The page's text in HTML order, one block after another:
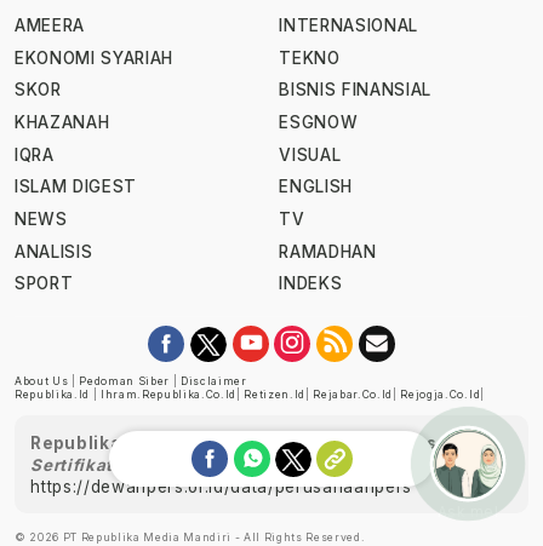
AMEERA
EKONOMI SYARIAH
SKOR
KHAZANAH
IQRA
ISLAM DIGEST
NEWS
ANALISIS
SPORT
INTERNASIONAL
TEKNO
BISNIS FINANSIAL
ESGNOW
VISUAL
ENGLISH
TV
RAMADHAN
INDEKS
About Us Pedoman Siber
Disclaimer
Republika.id
Ihram.republika.co.id Retizen.id Rejabar.co.id Rejogja.co.id
Republika telah diverifikasi oleh Dewan Pers
Sertifikat Nomor 1058/DP-Verifikasi/K/XII/2022
https://dewanpers.or.id/data/perusahaanpers
© 2026 PT Republika Media Mandiri - All Rights Reserved.
Ask me!